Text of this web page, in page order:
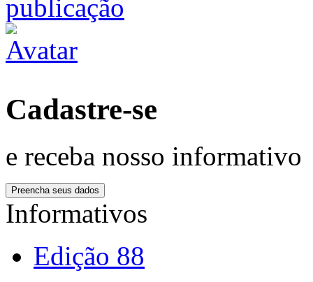
Cadastre-se
e receba nosso informativo
Informativos
Edição 88